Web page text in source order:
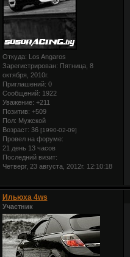
Откуда: Los Angaros
Зарегистрирован: Пятница, 8
октября, 2010г.
Приглашений: 0
Сообщений: 1922
Уважение: +211
Позитив: +509
Пол: Мужской
Возраст: 36 [1990-02-09]
Провел на форуме:
21 день 13 часов
Последний визит:
Четверг, 23 августа, 2012г. 12:10:18
Ильюха 4ws
Участник